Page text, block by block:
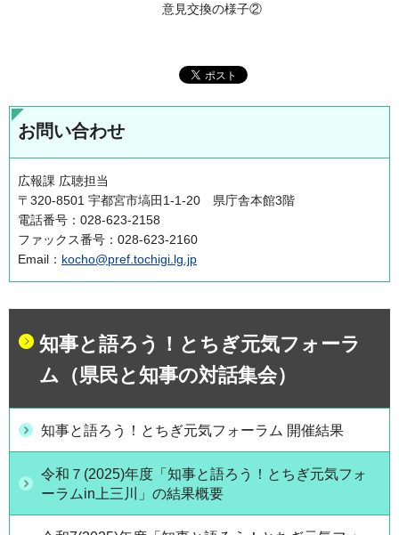
意見交換の様子②
お問い合わせ
広報課 広聴担当
〒320-8501 宇都宮市塙田1-1-20 県庁舎本館3階
電話番号：028-623-2158
ファックス番号：028-623-2160
Email： kocho@pref.tochigi.lg.jp
知事と語ろう！とちぎ元気フォーラ
ム（県民と知事の対話集会）
知事と語ろう！とちぎ元気フォーラム 開催結果
令和７(2025)年度「知事と語ろう！とちぎ元気フォ
ーラムin上三川」の結果概要